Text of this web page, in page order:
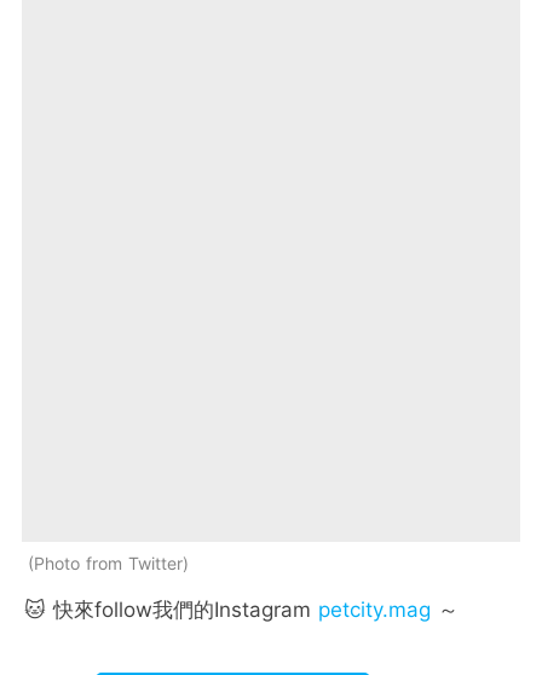
Photo from Twitter
🐱 快來follow我們的Instagram petcity.mag ～